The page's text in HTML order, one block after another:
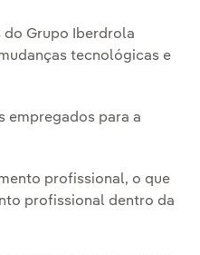
do Grupo Iberdrola
tecnológicas e
empregados para a
profissional, o que
profissional dentro da